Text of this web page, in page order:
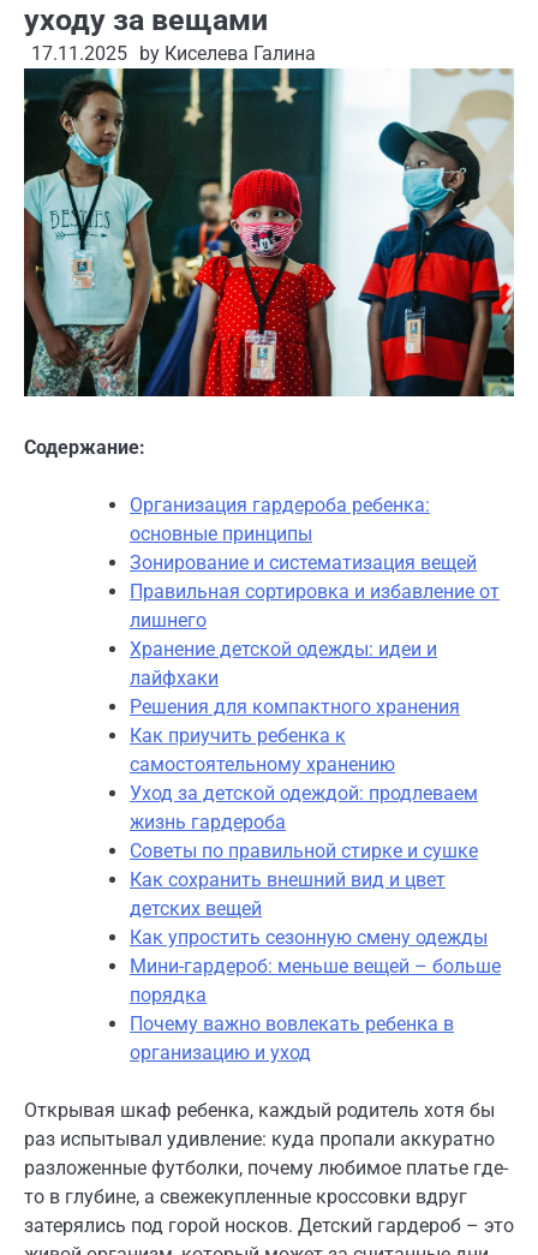
уходу за вещами
17.11.2025 by Киселева Галина
Содержание:
Организация гардероба ребенка:
основные принципы
Зонирование и систематизация вещей
Правильная сортировка и избавление от
лишнего
Хранение детской одежды: идеи и
лайфхаки
Решения для компактного хранения
Как приучить ребенка к
самостоятельному хранению
Уход за детской одеждой: продлеваем
жизнь гардероба
Советы по правильной стирке и сушке
Как сохранить внешний вид и цвет
детских вещей
Как упростить сезонную смену одежды
Мини-гардероб: меньше вещей – больше
порядка
Почему важно вовлекать ребенка в
организацию и уход
Открывая шкаф ребенка, каждый родитель хотя бы
раз испытывал удивление: куда пропали аккуратно
разложенные футболки, почему любимое платье где-
то в глубине, а свежекупленные кроссовки вдруг
затерялись под горой носков. Детский гардероб – это